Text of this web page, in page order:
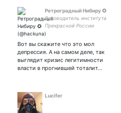
Ретроградный Нибиру ✪
Руководитель института
Прекрасной России
Будущего
Вот вы скажите что это мол
депрессия. А на самом деле, так
выглядит кризис легитимности
власти в прогнившей тоталит…
Lucifer